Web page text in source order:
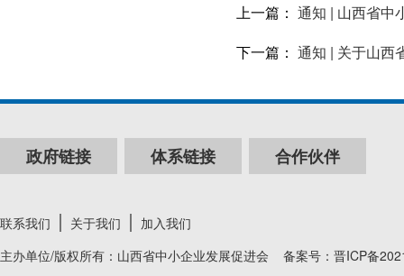
上一篇： 通知 | 山西省中
下一篇： 通知 | 关于山西
政府链接 体系链接 合作伙伴
联系我们 关于我们
加入我们
主办单位/版权所有：山西省中小企业发展促进会 备案号： 晋ICP备